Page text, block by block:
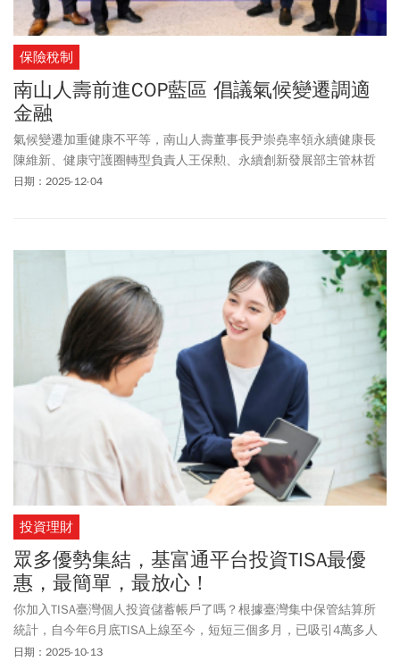
保險稅制
南山人壽前進COP藍區 倡議氣候變遷調適
金融
氣候變遷加重健康不平等，南山人壽董事長尹崇堯率領永續健康長
陳維新、健康守護圈轉型負責人王保勲、永續創新發展部主管林哲
仰等南山人壽永續健康團隊一行六人，赴巴西貝倫參與Conference
車的計畫內容，帶到國際場合，並參與國際氣候發展智庫 ICDI 與多
個NGO組織，共同於藍區（註1）主辦的週邊會議（Side Event），
強調壽險業如何提出解決方案，降低氣候變遷衝擊原鄉健康不平等
的情況。
日期：2025-12-04
投資理財
眾多優勢集結，基富通平台投資TISA最優
惠，最簡單，最放心！
你加入TISA臺灣個人投資儲蓄帳戶了嗎？根據臺灣集中保管結算所
統計，自今年6月底TISA上線至今，短短三個多月，已吸引4萬多人
參加，其中，在基富通平台開設TISA帳戶的民眾超過3萬人，占整體
日期：2025-10-13